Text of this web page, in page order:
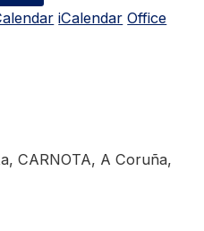
iCalendar Office
CARNOTA, A Coruña,